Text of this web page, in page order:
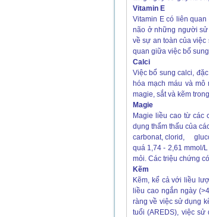
Vitamin E
Vitamin E có liên
não ở những người sử
về sự an toàn của việc
quan giữa việc bổ
Calci
Việc bổ sung calci,
hóa mạch máu và
magie, sắt và kẽm
Magie
Magie liều cao từ các
dụng thẩm thấu của
carbonat, clorid,
quá 1,74 - 2,61 mmol/
mỏi. Các triệu chứng
Kẽm
Kẽm, kể cả với liều
liều cao ngắn ngày
ràng về việc sử dụng
tuổi (AREDS), việc